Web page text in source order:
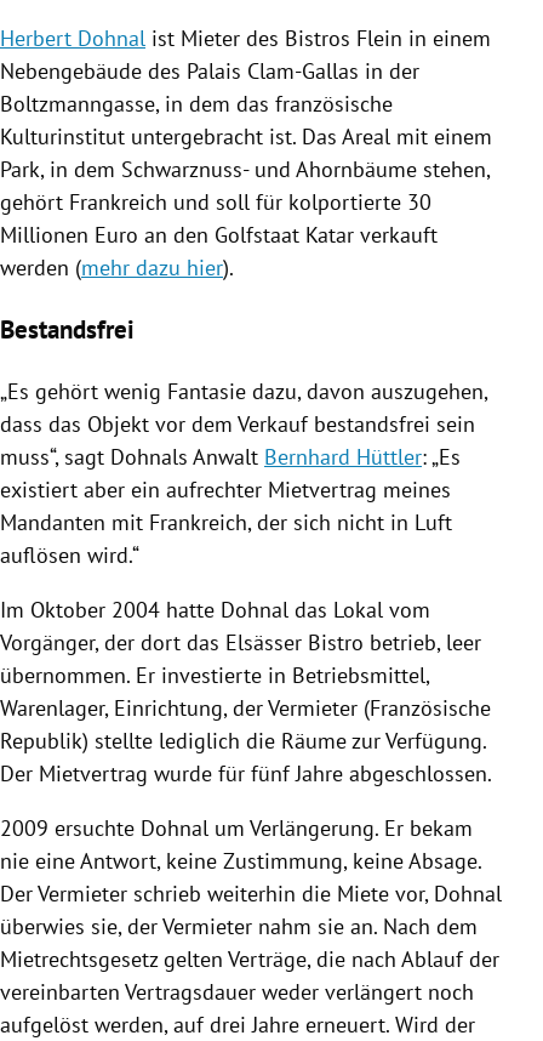
Herbert Dohnal ist Mieter des Bistros Flein in einem
Nebengebäude des Palais Clam-Gallas in der
Boltzmanngasse, in dem das französische
Kulturinstitut untergebracht ist. Das Areal mit einem
Park, in dem Schwarznuss- und Ahornbäume stehen,
gehört Frankreich und soll für kolportierte 30
Millionen Euro an den Golfstaat Katar verkauft
werden (mehr dazu hier).
Bestandsfrei
„Es gehört wenig Fantasie dazu, davon auszugehen,
dass das Objekt vor dem Verkauf bestandsfrei sein
muss“, sagt Dohnals Anwalt Bernhard Hüttler: „Es
existiert aber ein aufrechter Mietvertrag meines
Mandanten mit Frankreich, der sich nicht in Luft
auflösen wird.“
Im Oktober 2004 hatte Dohnal das Lokal vom
Vorgänger, der dort das Elsässer Bistro betrieb, leer
übernommen. Er investierte in Betriebsmittel,
Warenlager, Einrichtung, der Vermieter (Französische
Republik) stellte lediglich die Räume zur Verfügung.
Der Mietvertrag wurde für fünf Jahre abgeschlossen.
2009 ersuchte Dohnal um Verlängerung. Er bekam
nie eine Antwort, keine Zustimmung, keine Absage.
Der Vermieter schrieb weiterhin die Miete vor, Dohnal
überwies sie, der Vermieter nahm sie an. Nach dem
Mietrechtsgesetz gelten Verträge, die nach Ablauf der
vereinbarten Vertragsdauer weder verlängert noch
aufgelöst werden, auf drei Jahre erneuert. Wird der